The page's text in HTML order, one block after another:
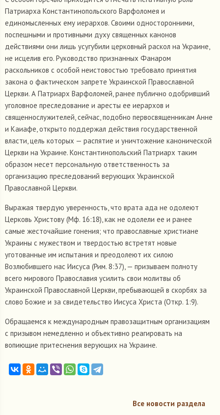
Патриарха Константинопольского Варфоломея и
единомысленных ему иерархов. Своими односторонними,
поспешными и противными духу священных канонов
действиями они лишь усугубили церковный раскол на Украине,
не исцелив его. Руководство признанных Фанаром
раскольников с особой неистовостью требовало принятия
закона о фактическом запрете Украинской Православной
Церкви. А Патриарх Варфоломей, ранее публично одобривший
уголовное преследование и аресты ее иерархов и
священнослужителей, сейчас, подобно первосвященникам Анне
и Каиафе, открыто поддержал действия государственной
власти, цель которых — распятие и уничтожение канонической
Церкви на Украине. Константинопольский Патриарх таким
образом несет персональную ответственность за
организацию преследований верующих Украинской
Православной Церкви.
Выражая твердую уверенность, что врата ада не одолеют
Церковь Христову (Мф. 16:18), как не одолели ее и ранее
самые жесточайшие гонения; что православные христиане
Украины с мужеством и твердостью встретят новые
уготованные им испытания и преодолеют их силою
Возлюбившего нас Иисуса (Рим. 8:37), — призываем полноту
всего мирового Православия усилить свои молитвы об
Украинской Православной Церкви, пребывающей в скорбях за
слово Божие и за свидетельство Иисуса Христа (Откр. 1:9).
Обращаемся к международным правозащитным организациям
с призывом немедленно и объективно реагировать на
вопиющие притеснения верующих на Украине.
Все новости раздела